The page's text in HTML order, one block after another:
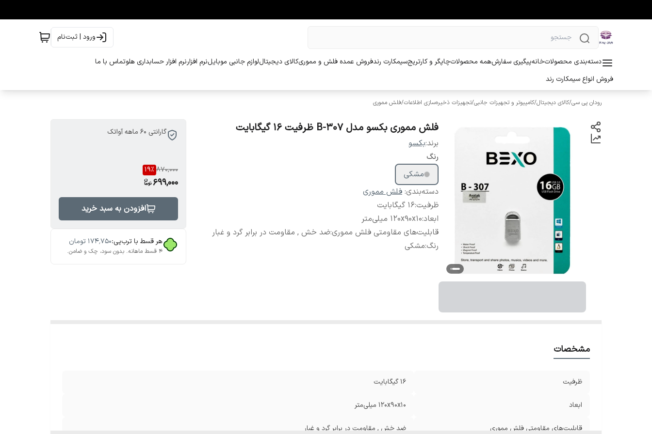
ورود | ثبت‌نام
دسته‌بندی محصولاتخانهپیگیری سفارشهمه محصولاتچاپگر و کارتریجسیمکارت رندفروش عمده فلش و مموریکالای دیجیتاللوازم جانبی موبایلنرم افزارنرم افزار حسابداری هلوتماس با ما
فروش انواع سیمکارت رند
رودان پی سی/کالای دیجیتال/کامپیوتر و تجهیزات جانبی/تجهیزات ذخیره‌سازی اطلاعات/فلش مموری
فلش مموری بکسو مدل B-307 ظرفیت 16 گیگابایت
برند:بکسو
رنگ
مشکی
دسته‌بندی: فلش مموری
ظرفیت:16 گیگابایت
ابعاد:120x90x10 میلی‌متر
قابلیت‌های مقاومتی فلش مموری:ضد خش , مقاومت در برابر گرد و غبار
رنگ:مشکی
گارانتی 60 ماهه آواتک
870,000
19%
699,000
افزودن به سبد خرید
هر قسط با ترب‌پی:۱۷۴٬۷۵۰تومان
۴ قسط ماهانه. بدون سود، چک و ضامن.
مشخصات
ظرفیت 16 گیگابایت
ابعاد 120x90x10 میلی‌متر
قابلیت‌های مقاومتی فلش مموری ضد خش , مقاومت در برابر گرد و غبار